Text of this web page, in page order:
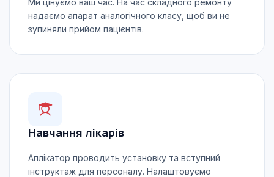
Ми цінуємо ваш час. На час складного ремонту
надаємо апарат аналогічного класу, щоб ви не
зупиняли прийом пацієнтів.
Навчання лікарів
Аплікатор проводить установку та вступний
інструктаж для персоналу. Налаштовуємо